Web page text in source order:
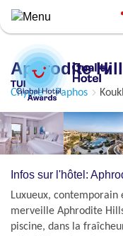
Aller
contenu
principal
Aphrodite
Chypre Paphos
Infos sur l'hôtel:
Luxueux,
merveille Aphrodite
piscine, dans la